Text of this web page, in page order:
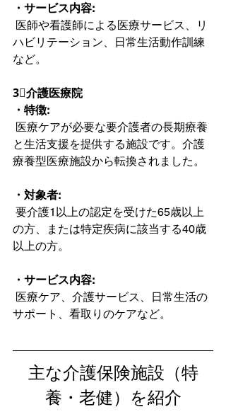
・サービス内容:
医師や看護師による医療サービス、リ
ハビリテーション、日常生活動作訓練
など。
3⃣介護医療院
・特徴:
医療ケアが必要な要介護者の長期療養
と生活支援を提供する施設です。介護
療養型医療施設から転換されました。
・対象者:
要介護1以上の認定を受けた65歳以上
の方、または特定疾病に該当する40歳
以上の方。
・サービス内容:
医療ケア、介護サービス、日常生活の
サポート、看取りのケアなど。
主な介護保険施設（特
養・老健）を紹介